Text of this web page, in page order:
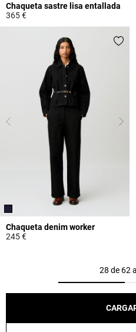
Chaqueta sastre lisa entallada
365 €
Chaqueta denim worker
245 €
28 de 62